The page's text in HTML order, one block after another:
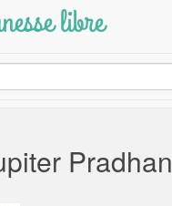
libre
Pradhan